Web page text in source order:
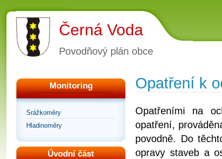
Černá Voda
Povodňový plán obce
Monitoring
Srážkoměry
Hladinoměry
Úvodní část
Opatření k
Opatřeními na
opatření,
povodně. Do
opravy staveb a